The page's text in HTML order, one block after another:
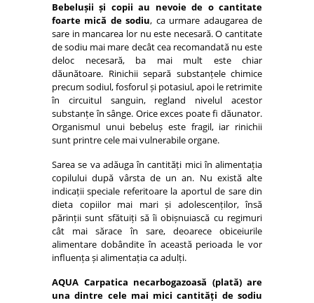
Bebelușii și copii au nevoie de o cantitate
foarte mică de sodiu, ca urmare adaugarea de
sare in mancarea lor nu este necesară. O cantitate
de sodiu mai mare decât cea recomandată nu este
deloc necesară, ba mai mult este chiar
dăunătoare. Rinichii separă substanțele chimice
precum sodiul, fosforul și potasiul, apoi le retrimite
în circuitul sanguin, regland nivelul acestor
substanțe în sânge. Orice exces poate fi dăunator.
Organismul unui bebeluș este fragil, iar rinichii
sunt printre cele mai vulnerabile organe.
Sarea se va adăuga în cantități mici în alimentația
copilului după vârsta de un an. Nu există alte
indicații speciale referitoare la aportul de sare din
dieta copiilor mai mari și adolescenților, însă
părinții sunt sfătuiți să îi obișnuiască cu regimuri
cât mai sărace în sare, deoarece obiceiurile
alimentare dobândite în această perioada le vor
influența și alimentația ca adulți.
AQUA Carpatica necarbogazoasă (plată) are
una dintre cele mai mici cantități de sodiu